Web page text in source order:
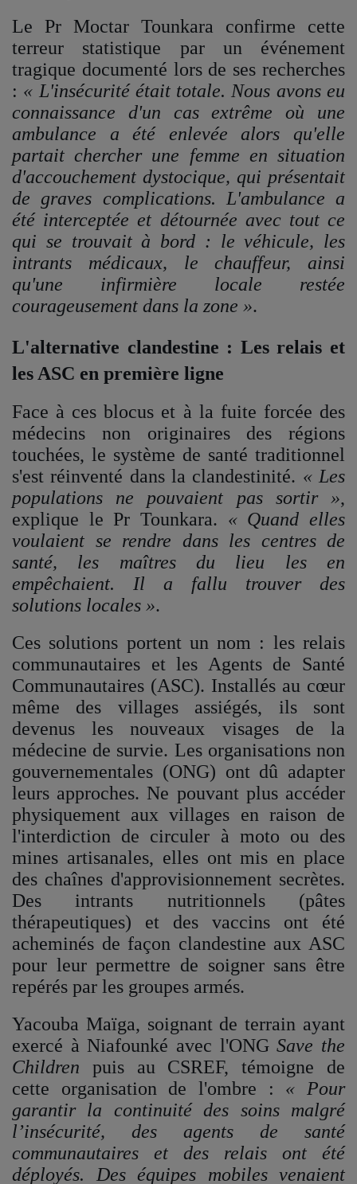
Le Pr Moctar Tounkara confirme cette
terreur statistique par un événement
tragique documenté lors de ses recherches
: « L'insécurité était totale. Nous avons eu
connaissance d'un cas extrême où une
ambulance a été enlevée alors qu'elle
partait chercher une femme en situation
d'accouchement dystocique, qui présentait
de graves complications. L'ambulance a
été interceptée et détournée avec tout ce
qui se trouvait à bord : le véhicule, les
intrants médicaux, le chauffeur, ainsi
qu'une infirmière locale restée
courageusement dans la zone ».
L'alternative clandestine : Les relais et
les ASC en première ligne
Face à ces blocus et à la fuite forcée des
médecins non originaires des régions
touchées, le système de santé traditionnel
s'est réinventé dans la clandestinité. « Les
populations ne pouvaient pas sortir »,
explique le Pr Tounkara. « Quand elles
voulaient se rendre dans les centres de
santé, les maîtres du lieu les en
empêchaient. Il a fallu trouver des
solutions locales ».
Ces solutions portent un nom : les relais
communautaires et les Agents de Santé
Communautaires (ASC). Installés au cœur
même des villages assiégés, ils sont
devenus les nouveaux visages de la
médecine de survie. Les organisations non
gouvernementales (ONG) ont dû adapter
leurs approches. Ne pouvant plus accéder
physiquement aux villages en raison de
l'interdiction de circuler à moto ou des
mines artisanales, elles ont mis en place
des chaînes d'approvisionnement secrètes.
Des intrants nutritionnels (pâtes
thérapeutiques) et des vaccins ont été
acheminés de façon clandestine aux ASC
pour leur permettre de soigner sans être
repérés par les groupes armés.
Yacouba Maïga, soignant de terrain ayant
exercé à Niafounké avec l'ONGSave the
Children puis au CSREF, témoigne de
cette organisation de l'ombre : « Pour
garantir la continuité des soins malgré
l’insécurité, des agents de santé
communautaires et des relais ont été
déployés. Des équipes mobiles venaient